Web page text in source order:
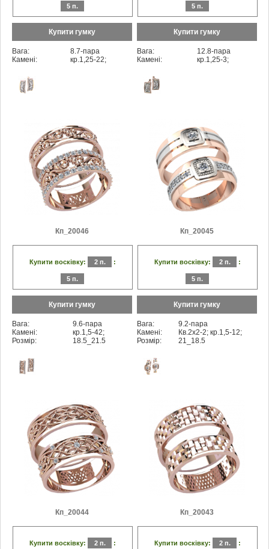
5 п.
Купити гумку
Вага:
8.7-пара
Камені:
кр.1,25-22;
5 п.
Купити гумку
Вага:
12.8-пара
Камені:
кр.1,25-3;
Кп_20046
Купити восківку: 2 п. :
5 п.
Купити гумку
Вага:
9.6-пара
Камені:
кр.1,5-42;
Розмір:
18.5_21.5
Кп_20045
Купити восківку: 2 п. :
5 п.
Купити гумку
Вага:
9.2-пара
Камені:
Кв.2x2-2; кр.1,5-12;
Розмір:
21_18.5
Кп_20044
Купити восківку: 2 п. :
Кп_20043
Купити восківку: 2 п. :